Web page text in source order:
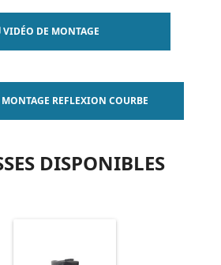
VIDÉO DE MONTAGE
REFLEXION COURBE
DISPONIBLES